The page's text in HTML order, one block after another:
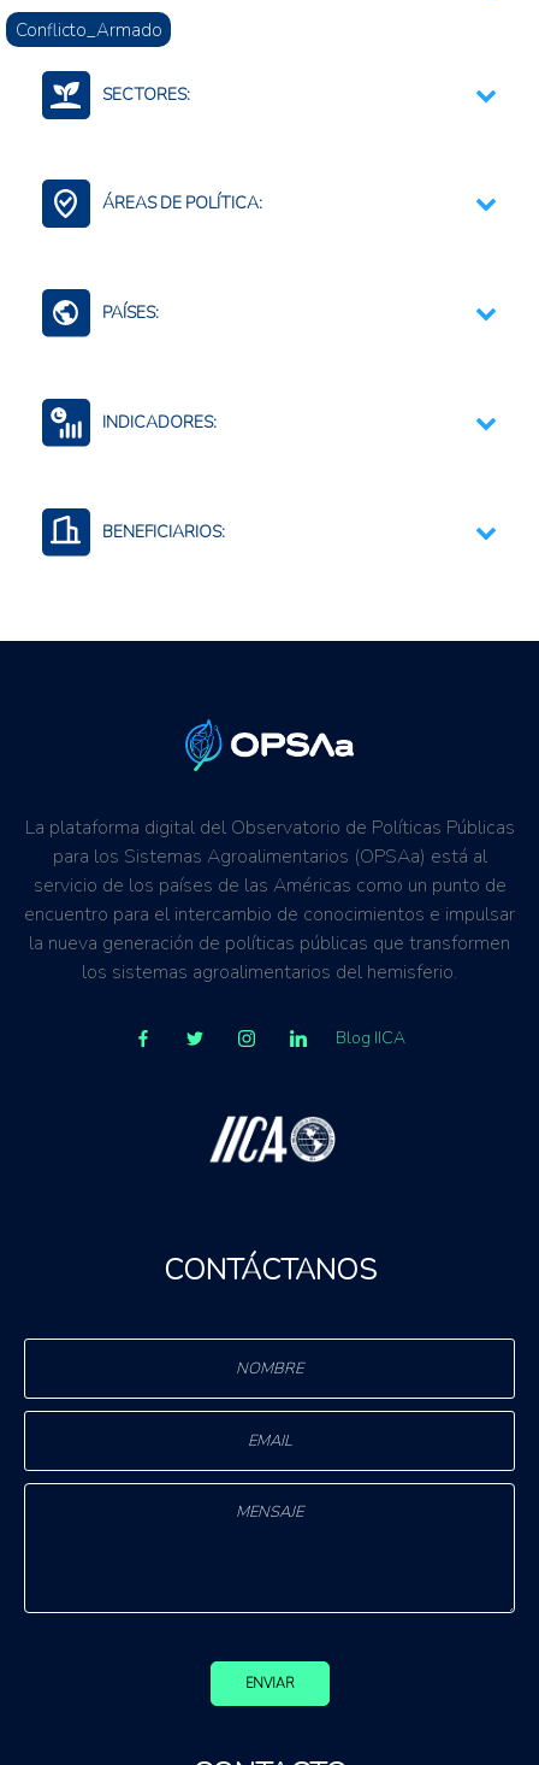
Conflicto_Armado
SECTORES:
ÁREAS DE POLÍTICA:
Comercio Internacional e Integración Regional
PAÍSES:
INDICADORES:
Producción de insumos agropecuarios
Uso o consumo de insumos agropecuarios
BENEFICIARIOS:
La plataforma digital del Observatorio de Políticas Públicas
para los Sistemas Agroalimentarios (OPSAa) está al
servicio de los países de las Américas como un punto de
encuentro para el intercambio de conocimientos e impulsar
la nueva generación de políticas públicas que transformen
los sistemas agroalimentarios del hemisferio.
Blog IICA
CONTÁCTANOS
ENVIAR